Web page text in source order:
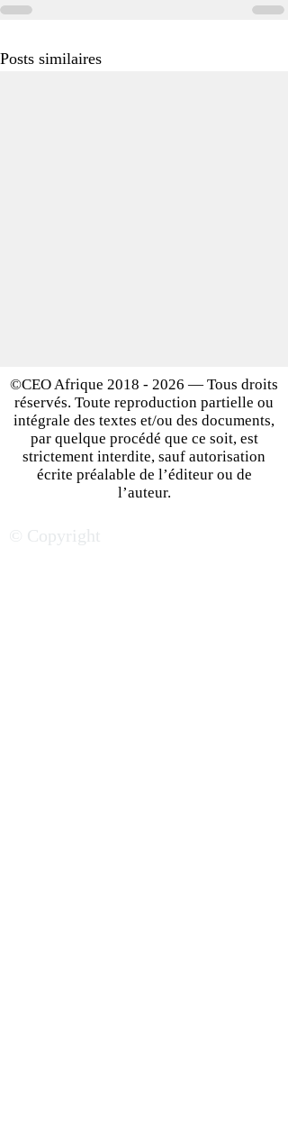
Posts similaires
©CEO Afrique 2018 - 2026 — Tous droits
réservés. Toute reproduction partielle ou
intégrale des textes et/ou des documents,
par quelque procédé que ce soit, est
strictement interdite, sauf autorisation
écrite préalable de l’éditeur ou de
l’auteur.
© Copyright